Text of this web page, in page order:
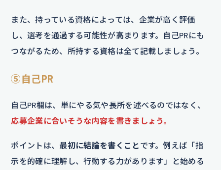
また、持っている資格によっては、企業が高く評価
し、選考を通過する可能性が高まります。自己PRにも
つながるため、所持する資格は全て記載しましょう。
⑤自己PR
自己PR欄は、単にやる気や長所を述べるのではなく、
応募企業に合いそうな内容を書きましょう。
ポイントは、 最初に結論を書くこと です。例えば「指
示を的確に理解し、行動する力があります」と始める